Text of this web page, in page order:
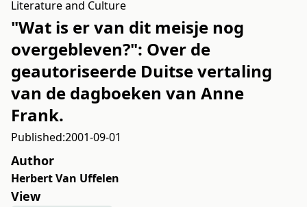
Literature and Culture
"Wat is er van dit meisje nog
overgebleven?": Over de
geautoriseerde Duitse vertaling
van de dagboeken van Anne
Frank.
Published:2001-09-01
Author
Herbert Van Uffelen
View